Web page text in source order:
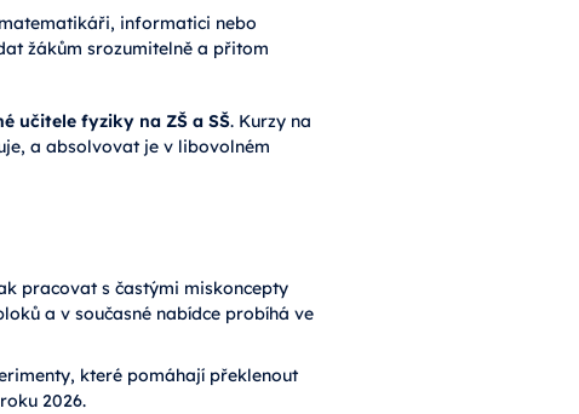
informatici nebo
žákům srozumitelně a přitom
učitele fyziky na ZŠ a SŠ. Kurzy na
a absolvovat je v libovolném
pracovat s častými miskoncepty
a v současné nabídce probíhá ve
které pomáhají překlenout
2026.